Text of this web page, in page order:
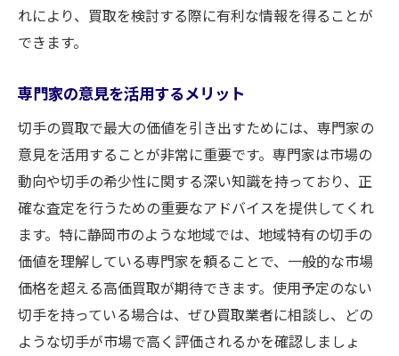
れにより、買取を検討する際に有利な情報を得ることが
できます。
専門家の意見を活用するメリット
切手の買取で最大の価値を引き出すためには、専門家の
意見を活用することが非常に重要です。専門家は市場の
動向や切手の希少性に関する深い知識を持っており、正
確な査定を行うための重要なアドバイスを提供してくれ
ます。特に静岡市のような地域では、地域特有の切手の
価値を理解している専門家を頼ることで、一般的な市場
価格を超える高価買取が期待できます。使用予定のない
切手を持っている場合は、ぜひ買取業者に相談し、どの
ような切手が市場で高く評価されるかを確認しましょ